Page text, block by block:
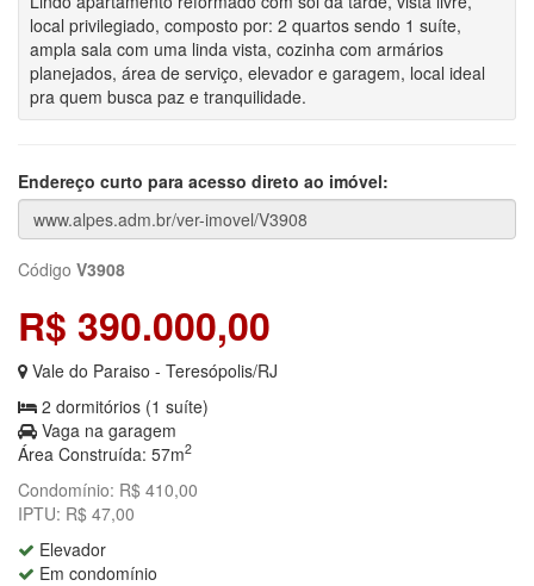
local privilegiado, composto por: 2 quartos sendo 1 suíte,
ampla sala com uma linda vista, cozinha com armários
planejados, área de serviço, elevador e garagem, local ideal
pra quem busca paz e tranquilidade.
Endereço curto para acesso direto ao imóvel:
Código V3908
R$ 390.000,00
Vale do Paraiso - Teresópolis/RJ
2 dormitórios (1 suíte)
Vaga na garagem
Área Construída: 57m2
Condomínio: R$ 410,00
IPTU: R$ 47,00
Elevador
Em condomínio